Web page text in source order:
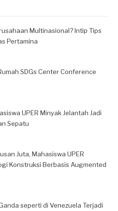
Multinasional? Intip Tips
Pertamina
SDGs Center Conference
UPER Minyak Jelantah Jadi
Sepatu
Juta, Mahasiswa UPER
Konstruksi Berbasis Augmented
seperti di Venezuela Terjadi